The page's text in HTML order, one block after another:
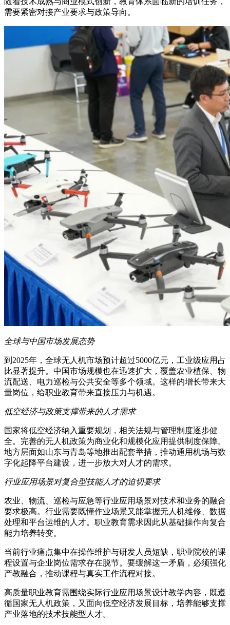
需要紧密对接产业要求与政策导向。
全球与中国市场发展态势
到2025年，全球无人机市场预计超过5000亿元，工业级应用占
比显著提升。中国市场规模也在迅速扩大，覆盖农业植保、物
流配送、电力巡检与公共安全等多个领域。这样的增长带来大
量岗位，给职业教育带来直接压力与机遇。
低空经济与政策支撑带来的人才需求
国家将低空经济纳入重要规划，相关法规与管理制度逐步健
全。完善的无人机政策为商业化和规模化应用提供制度保障。
地方层面如山东与青岛等地推出配套举措，推动通用机场与数
字化起降平台建设，进一步放大对人才的需求。
行业应用场景对复合型技能人才的迫切要求
农业、物流、巡检与应急等行业应用场景对技术和业务的融合
要求极高。行业需要既懂作业场景又能掌握无人机维修、数据
处理和平台运维的人才。职业教育需求因此从基础操作向复合
能力培养转变。
当前行业痛点集中在操作维护与研发人员短缺，职业院校的课
程设置与企业岗位需求存在脱节。要缓解这一矛盾，必须强化
产教融合，推动课程与真实工作流程对接。
高质量职业教育需围绕实际行业应用场景设计教学内容，既遵
循国家无人机政策，又面向低空经济发展目标，培养能够支撑
产业落地的技术技能型人才。